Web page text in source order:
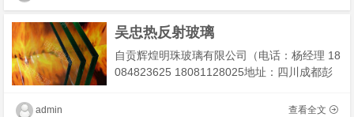
吴忠热反射玻璃
自贡辉煌明珠玻璃有限公司（电话：杨经理 18
084823625 18081128025地址：四川成都彭
玻璃,拉槽玻璃,夜明珠玻璃 我们有专业技术团
查看全文
admin